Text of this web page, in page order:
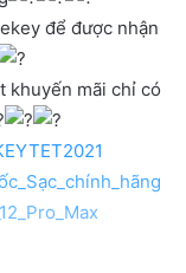
để được nhận
khuyến mãi chỉ có